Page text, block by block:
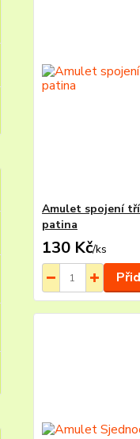
Amulet spojení
patina
130 Kč/ks